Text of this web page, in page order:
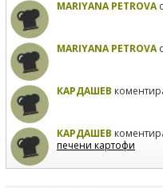
MARIYANA PETROVA
MARIYANA PETROVA
КАРДАШЕВ
КАРДАШЕВ
печени картофи